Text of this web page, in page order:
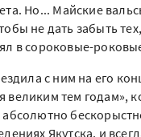
Но... Майские
не дать забыть
в сороковые-
с ним на его
великим тем годам»,
Якутска, и